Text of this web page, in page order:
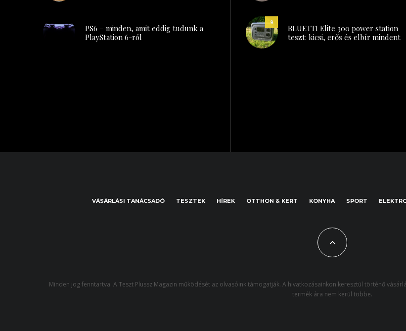
PS6 – minden, amit eddig tudunk a
PlayStation 6-ról
9
BLUETTI Elite 300 power station
teszt: kicsi, erős és elbír mindent
VÁSÁRLÁSI TANÁCSADÓ TESZTEK HÍREK OTTHON & KERT KONYHA SPORT
Minden jog fenntartva. A Teszt Plussz Magazin működését az olvasóink támogatják. A hivatkozásainkon keresztül történő
termék ára nem kerül többe.